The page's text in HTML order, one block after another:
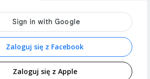
Zaloguj się z Facebook
Zaloguj się z Apple